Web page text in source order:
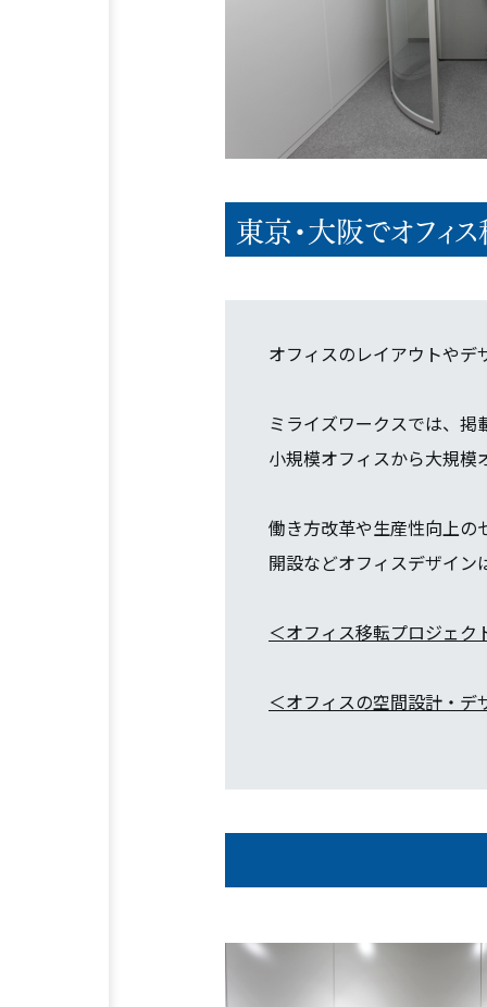
東京・大阪でオフィ
オフィスのレイアウトやデ
ミライズワークスでは、
小規模オフィスから大規模
働き方改革や生産性向上の
開設などオフィスデザイ
＜オフィス移転プロジェ
＜オフィスの空間設計・